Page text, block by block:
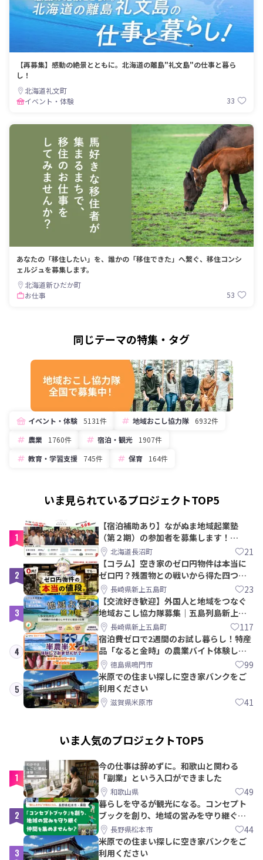
【再募集】感動の絶景とともに。北海道の離島"礼文島"の仕事と暮ら
し！
北海道礼文町
イベント・体験
33
あなたの「移住したい」を、誰かの「移住できた」へ繋ぐ、移住コンシ
ェルジュを募集します。
北海道新ひだか町
お仕事
53
同じテーマの特集・タグ
イベント・体験 5131件 地域おこし協力隊
6932件
農業
1760件 宿泊・観光
1907件
教育・学習支援
745件 保育 164件
いま見られているプロジェクトTOP5
1
【宿泊補助あり】ながぬま地域起業塾
（第２期）の参加者を募集します！
【8/21〆】
北海道長沼町 21
2
【コラム】空き家のゼロ円物件は本当に
ゼロ円？残置物との戦いから得た四つの
教訓｜新上五島町
長崎県新上五島町 23
3
【交流好き歓迎】外国人と地域をつなぐ
地域おこし協力隊募集｜五島列島新上五
島町長崎県新上五島町 117
4
宿泊費ゼロで2週間のお試し暮らし！特産
品「なると金時」の農業バイト体験して
みませんか？
徳島県鳴門市 99
5
米原での住まい探しに空き家バンクをご
利用ください
滋賀県米原市 41
いま人気のプロジェクトTOP5
1
今の仕事は辞めずに。和歌山と関わる
「副業」という入口ができました
和歌山県 49
2
暮らしを守るが観光になる。コンセプト
ブックを創り、地域の営みを守り継ぐ仲
間を集めませんか？
長野県松本市 44
3
米原での住まい探しに空き家バンクをご
利用ください